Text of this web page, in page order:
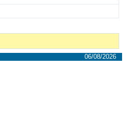
06/08/2026